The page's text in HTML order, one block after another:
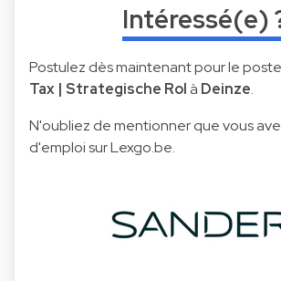
Intéressé(e)
Postulez dès maintenant pour le
Tax | Strategische Rol à Deinze.
N'oubliez de mentionner que vous
d'emploi sur Lexgo.be.